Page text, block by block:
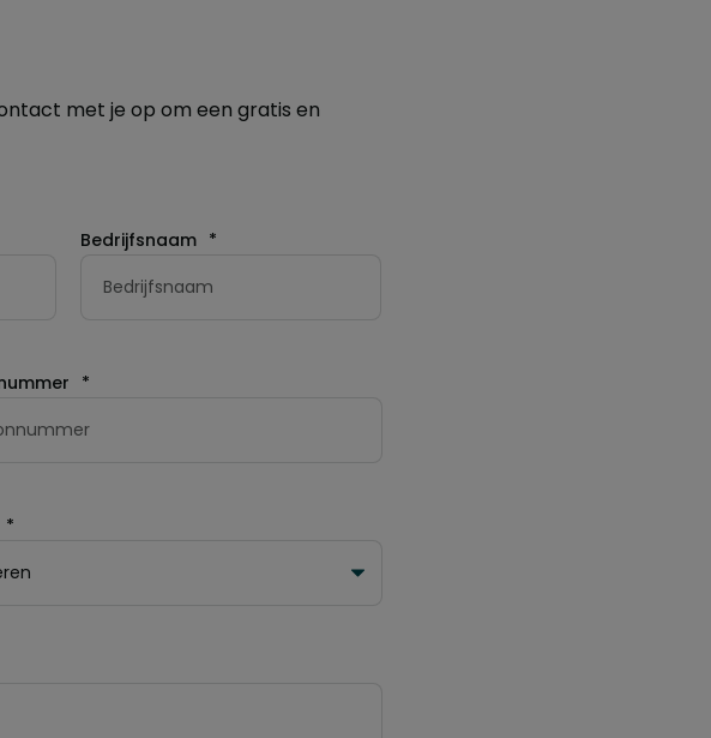
met je op om een gratis en
Bedrijfsnaam *
*
*